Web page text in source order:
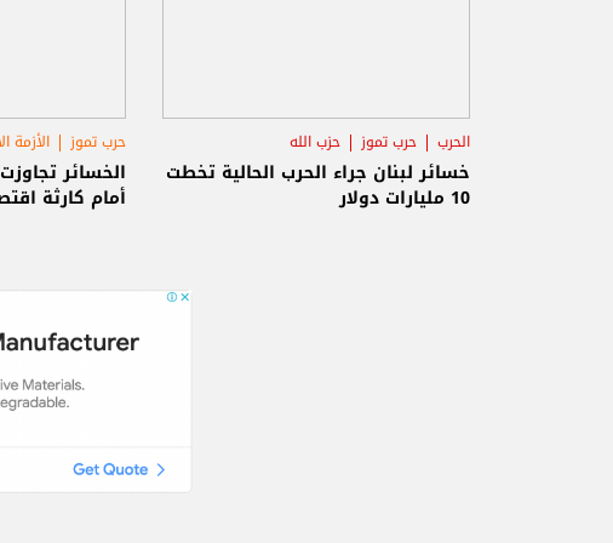
الحرب حرب تموز حزب الله
خسائر لبنان جراء الحرب الحالية تخطت
10 مليارات دولار
حرب تموز الأزمة
أمام كارثة